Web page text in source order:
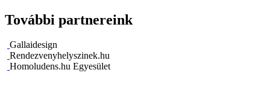
További partnereink
Gallaidesign
Rendezvenyhelyszinek.hu
Homoludens.hu Egyesület